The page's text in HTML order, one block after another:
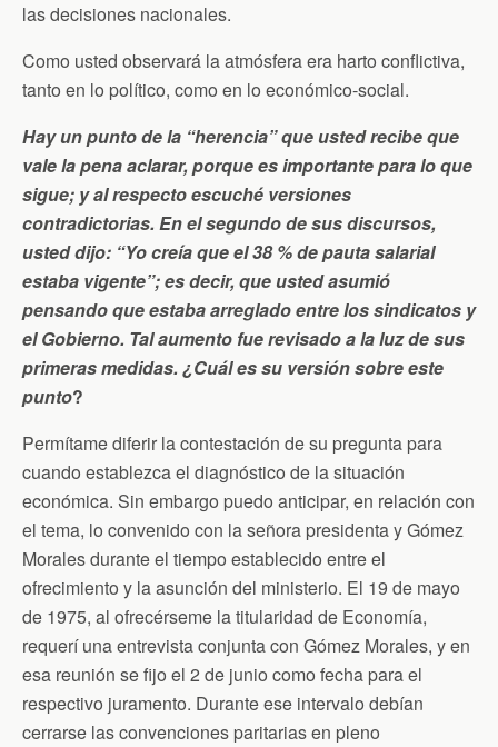
las decisiones nacionales.
Como usted observará la atmósfera era harto conflictiva,
tanto en lo político, como en lo económico-social.
Hay un punto de la “herencia” que usted recibe que
vale la pena aclarar, porque es importante para lo que
sigue; y al respecto escuché versiones
contradictorias. En el segundo de sus discursos,
usted dijo: “Yo creía que el 38 % de pauta salarial
estaba vigente”; es decir, que usted asumió
pensando que estaba arreglado entre los sindicatos y
el Gobierno. Tal aumento fue revisado a la luz de sus
primeras medidas. ¿Cuál es su versión sobre este
punto?
Permítame diferir la contestación de su pregunta para
cuando establezca el diagnóstico de la situación
económica. Sin embargo puedo anticipar, en relación con
el tema, lo convenido con la señora presidenta y Gómez
Morales durante el tiempo establecido entre el
ofrecimiento y la asunción del ministerio. El 19 de mayo
de 1975, al ofrecérseme la titularidad de Economía,
requerí una entrevista conjunta con Gómez Morales, y en
esa reunión se fijo el 2 de junio como fecha para el
respectivo juramento. Durante ese intervalo debían
cerrarse las convenciones paritarias en pleno